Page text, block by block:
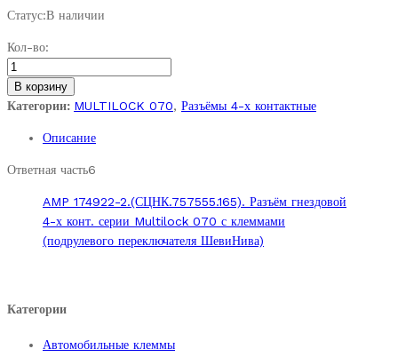
Статус:В наличии
AMP
174929-
Разъём
х
Multilock
Кол-во:
В корзину
Категории: MULTILOCK 070, Разъёмы 4-х контактные
Описание
Ответная часть6
AMP 174922-2.(СЦНК.757555.165). Разъём гнездовой
4-х конт. серии Multilock 070 с клеммами
(подрулевого переключателя ШевиНива)
Категории
Автомобильные клеммы